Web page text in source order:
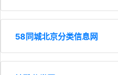
58同城北京分类信息网